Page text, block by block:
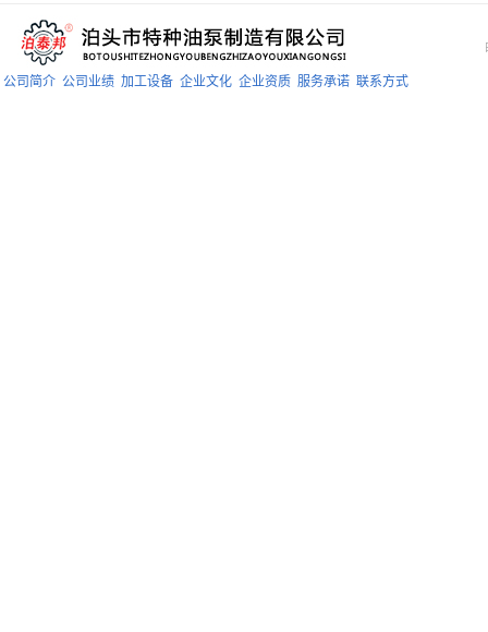
公司简介 公司业绩 加工设备 企业文化 企业资质 服务承诺 联系方式